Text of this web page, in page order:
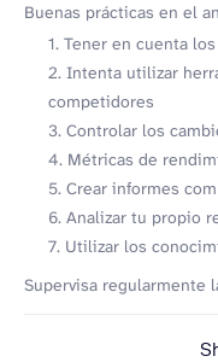
Buenas prácticas en el
1. Tener en cuenta
2. Intenta utilizar
competidores
3. Controlar los
4. Métricas de
5. Crear informes
6. Analizar tu propio
7. Utilizar los
Supervisa regularmente